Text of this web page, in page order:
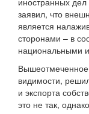
заявил, что
является
сторонами – в
национальными
Вышеотмеченное
видимости,
и экспорта
это не так,